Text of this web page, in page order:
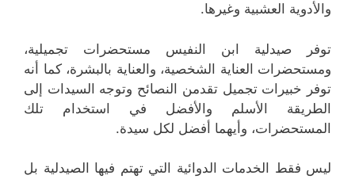
والأدوية العشبية وغيرها.
توفر صيدلية ابن النفيس مستحضرات تجميلية،
ومستحضرات العناية الشخصية، والعناية بالبشرة، كما أنه
توفر خبيرات تجميل تقدمن النصائح وتوجه السيدات إلى
الطريقة الأسلم والأفضل في استخدام تلك
المستحضرات، وأيهما أفضل لكل سيدة.
ليس فقط الخدمات الدوائية التي تهتم فيها الصيدلية بل